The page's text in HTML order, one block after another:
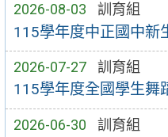
2026-08-03 訓育組
115學年度中正國中新
2026-07-27 訓育組
115學年度全國學生舞
2026-06-30 訓育組